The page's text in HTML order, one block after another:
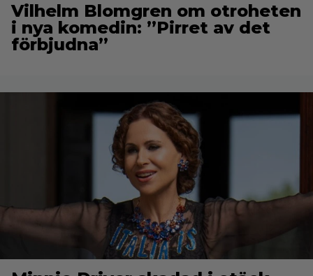
Vilhelm Blomgren om otroheten
i nya komedin: ”Pirret av det
förbjudna”